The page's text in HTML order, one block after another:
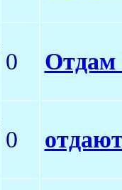
0 Отдам
0